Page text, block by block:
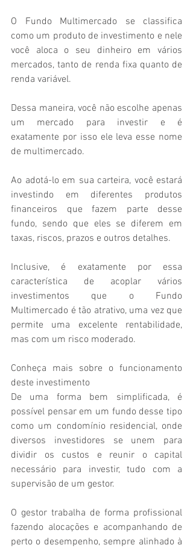
O Fundo Multimercado se classifica
como um produto de investimento e nele
você aloca o seu dinheiro em vários
mercados, tanto de renda fixa quanto de
renda variável.
Dessa maneira, você não escolhe apenas
um mercado para investir e é
exatamente por isso ele leva esse nome
de multimercado.
Ao adotá-lo em sua carteira, você estará
investindo em diferentes produtos
financeiros que fazem parte desse
fundo, sendo que eles se diferem em
taxas, riscos, prazos e outros detalhes.
Inclusive, é exatamente por essa
característica de acoplar vários
investimentos que o Fundo
Multimercado é tão atrativo, uma vez que
permite uma excelente rentabilidade,
mas com um risco moderado.
Conheça mais sobre o funcionamento
deste investimento
De uma forma bem simplificada, é
possível pensar em um fundo desse tipo
como um condomínio residencial, onde
diversos investidores se unem para
dividir os custos e reunir o capital
necessário para investir, tudo com a
supervisão de um gestor.
O gestor trabalha de forma profissional
fazendo alocações e acompanhando de
perto o desempenho, sempre alinhado à